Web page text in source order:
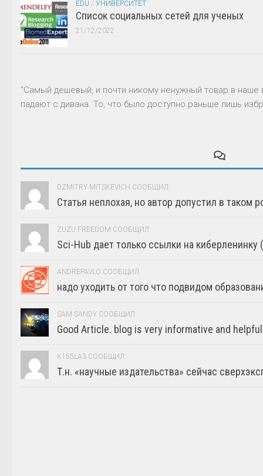
EDU / УНИВЕРСИТЕТ
Список социальных сетей для ученых
21/12/2022
"Самый дешевый, и почти никому ненужный товар в
падают с дивана. То, что было доступно раньше лишь
DZMITRY MITSKEVICH СООБЩИЛ:
Статья неплохая, но автор допустил в таком
ZUZU FREEDOM СООБЩИЛ:
Sci-Hub дает только ссылки на киберленинку
ANDREPAVLO СООБЩИЛ:
надо уходить от того что подвидом
SAM SANDY СООБЩИЛ:
Good Article. blog is very informative and helpful
K155LA3 СООБЩИЛ:
Т.н. «научные издательства» сейчас